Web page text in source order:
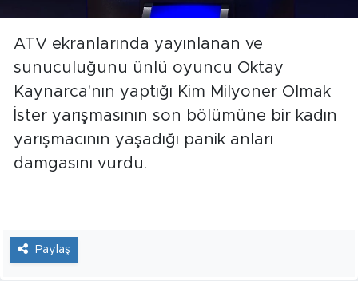
ATV ekranlarında yayınlanan ve
sunuculuğunu ünlü oyuncu Oktay
Kaynarca'nın yaptığı Kim Milyoner Olmak
İster yarışmasının son bölümüne bir kadın
yarışmacının yaşadığı panik anları
damgasını vurdu.
Paylaş